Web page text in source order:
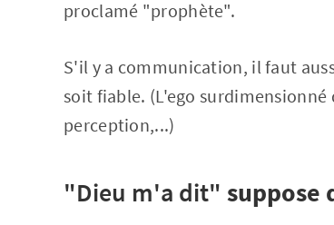
proclamé "prophète".
S'il y a communication, il faut
soit fiable. (L'ego
perception,...)
"Dieu m'a dit" suppose